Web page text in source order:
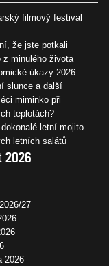
filmový festival
že jste potkali
z minulého života
úkazy 2026:
slunce a další
miminko při
teplotách?
letní mojito
letních salátů
2026
27
2026